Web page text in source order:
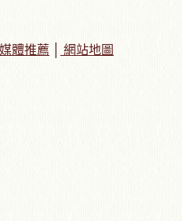
媒體推薦 網站地圖